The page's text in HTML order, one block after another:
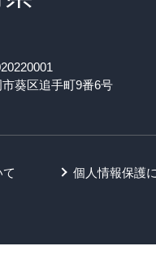
葵区追手町9番6号
個人情報保護